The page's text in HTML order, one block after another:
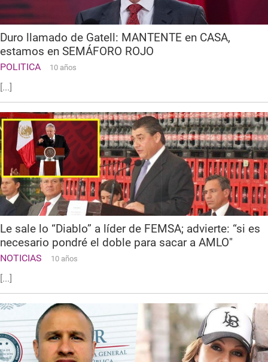
Duro llamado de Gatell: MANTENTE en CASA,
estamos en SEMÁFORO ROJO
POLITICA 10 años
[...]
Le sale lo “Diablo” a líder de FEMSA; advierte: “si es
necesario pondré el doble para sacar a AMLO"
NOTICIAS 10 años
[...]